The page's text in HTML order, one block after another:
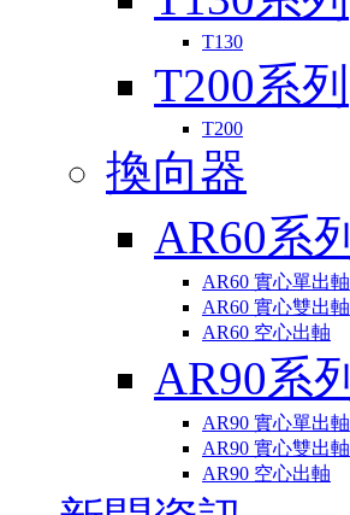
T130
T200系列
T200
換向器
AR60系列
AR60 實心單出軸
AR60 實心雙出軸
AR60 空心出軸
AR90系列
AR90 實心單出軸
AR90 實心雙出軸
AR90 空心出軸